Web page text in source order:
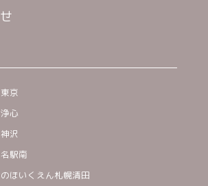
京
心
沢
駅南
ほいくえん札幌清田